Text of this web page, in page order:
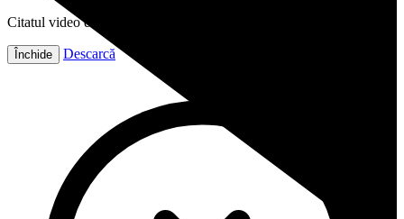
Citatul video este gata!
Închide Descarcă